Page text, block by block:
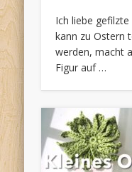
Ich liebe gefilzte
kann zu Ostern
werden, macht
Figur auf …